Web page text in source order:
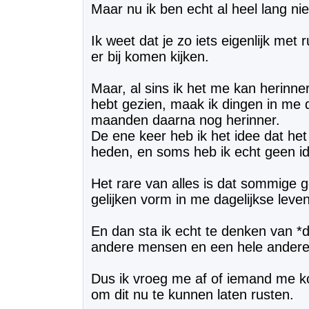
Maar nu ik ben echt al heel lang
Ik weet dat je zo iets eigenlijk met
er bij komen kijken.
Maar, al sins ik het me kan
hebt gezien, maak ik dingen in
maanden daarna nog herinner.
De ene keer heb ik het idee dat
heden, en soms heb ik echt geen
Het rare van alles is dat sommige
gelijken vorm in me dagelijkse
En dan sta ik echt te denken van
andere mensen en een hele
Dus ik vroeg me af of iemand me
om dit nu te kunnen laten rusten.